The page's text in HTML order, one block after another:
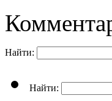
Найти:
Найти: